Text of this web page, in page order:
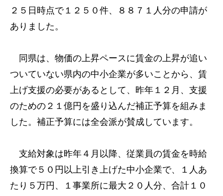
２５日時点で１２５０件、８８７１人分の申請が
ありました。
同県は、物価の上昇ペースに賃金の上昇が追い
ついていない県内の中小企業が多いことから、賃
上げ支援の必要があるとして、昨年１２月、支援
のための２１億円を盛り込んだ補正予算を組みま
した。補正予算には全会派が賛成しています。
支給対象は昨年４月以降、従業員の賃金を時給
換算で５０円以上引き上げた中小企業で、１人あ
たり５万円、１事業所に最大２０人分、合計１０